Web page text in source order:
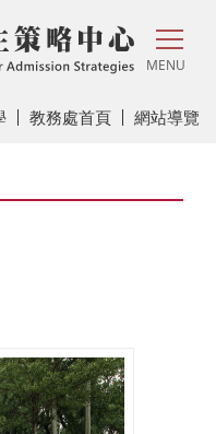
MENU
教務處首頁 網站導覽